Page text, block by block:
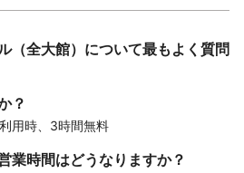
（全大館）について最もよく質問
？
用時、3時間無料
業時間はどうなりますか？